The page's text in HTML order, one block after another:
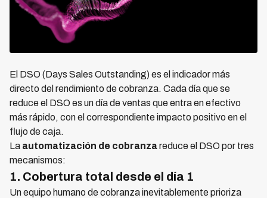
El DSO (Days Sales Outstanding) es el indicador más
directo del rendimiento de cobranza. Cada día que se
reduce el DSO es un día de ventas que entra en efectivo
más rápido, con el correspondiente impacto positivo en el
flujo de caja.
La automatización de cobranzareduce el DSO por tres
mecanismos:
1. Cobertura total desde el día 1
Un equipo humano de cobranza inevitablemente prioriza